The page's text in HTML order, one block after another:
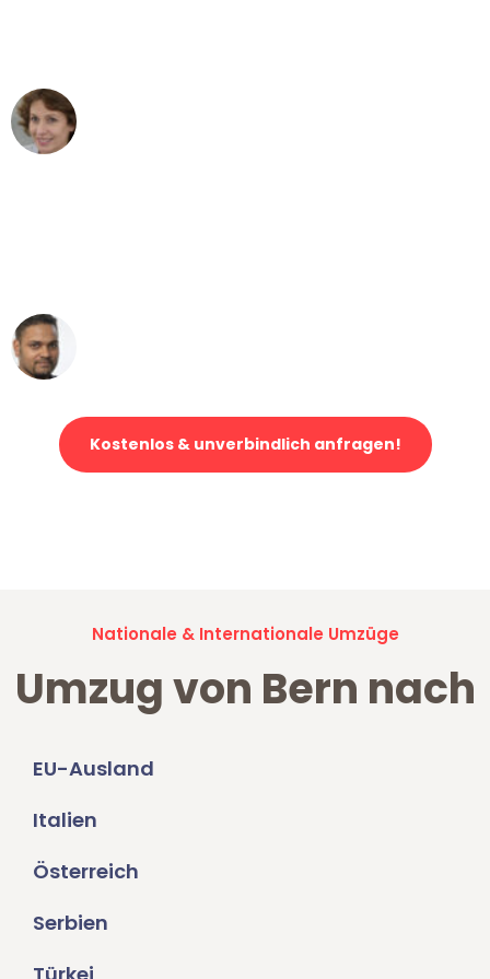
Kostenlos & unverbindlich anfragen!
Nationale & Internationale Umzüge
Umzug von Bern nach
EU-Ausland
Italien
Österreich
Serbien